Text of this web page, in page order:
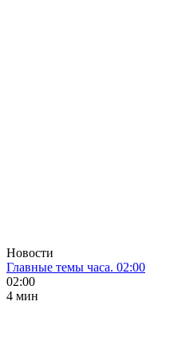
Новости
Главные темы часа. 02:00
02:00
4 мин